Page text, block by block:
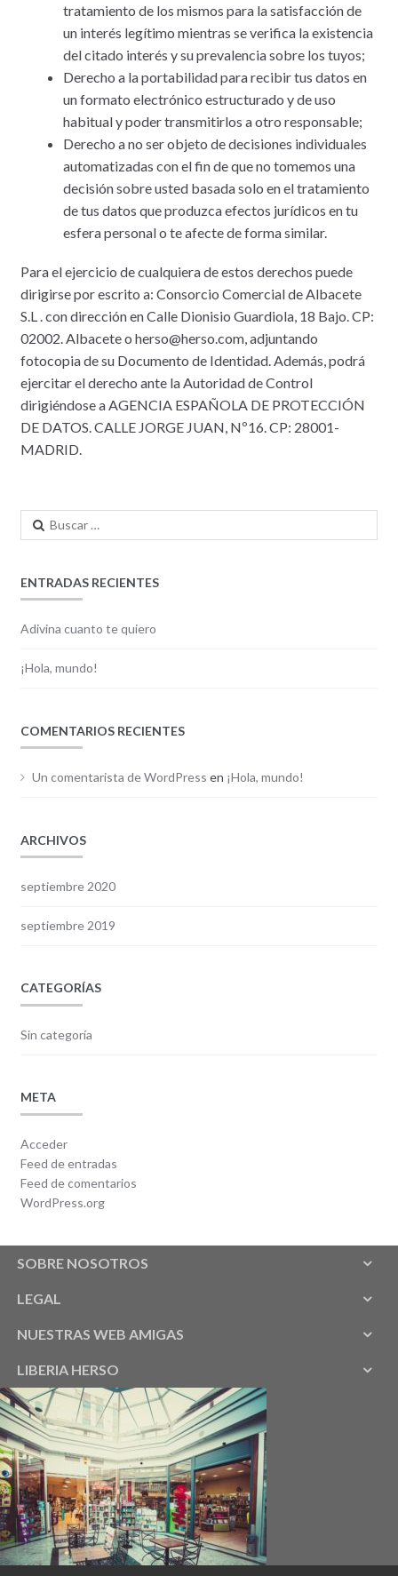
tratamiento de los mismos para la satisfacción de
un interés legítimo mientras se verifica la existencia
del citado interés y su prevalencia sobre los tuyos;
Derecho a la portabilidad para recibir tus datos en
un formato electrónico estructurado y de uso
habitual y poder transmitirlos a otro responsable;
Derecho a no ser objeto de decisiones individuales
automatizadas con el fin de que no tomemos una
decisión sobre usted basada solo en el tratamiento
de tus datos que produzca efectos jurídicos en tu
esfera personal o te afecte de forma similar.
Para el ejercicio de cualquiera de estos derechos puede
dirigirse por escrito a: Consorcio Comercial de Albacete
S.L . con dirección en Calle Dionisio Guardiola, 18 Bajo. CP:
02002. Albacete o herso@herso.com, adjuntando
fotocopia de su Documento de Identidad. Además, podrá
ejercitar el derecho ante la Autoridad de Control
dirigiéndose a AGENCIA ESPAÑOLA DE PROTECCIÓN
DE DATOS. CALLE JORGE JUAN, Nº16. CP: 28001-
MADRID.
Buscar:
ENTRADAS RECIENTES
Adivina cuanto te quiero
¡Hola, mundo!
COMENTARIOS RECIENTES
Un comentarista de WordPress en ¡Hola, mundo!
ARCHIVOS
septiembre 2020
septiembre 2019
CATEGORÍAS
Sin categoría
META
Acceder
Feed de entradas
Feed de comentarios
WordPress.org
SOBRE NOSOTROS
LEGAL
NUESTRAS WEB AMIGAS
LIBERIA HERSO